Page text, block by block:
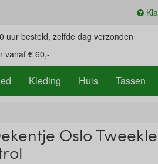
uur besteld, zelfde dag verzonden
vanaf € 60,-
Kleding Huis Tassen
Oslo